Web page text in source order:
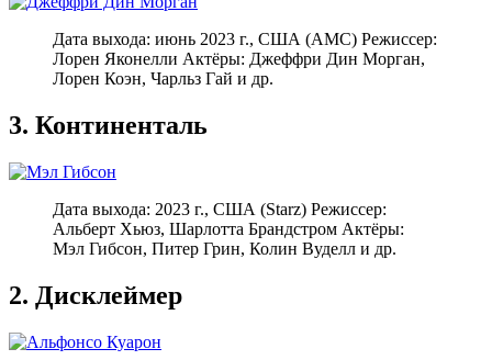
Дата выхода: июнь 2023 г., США (AMC) Режиссер:
Лорен Яконелли Актёры: Джеффри Дин Морган,
Лорен Коэн, Чарльз Гай и др.
3. Континенталь
Дата выхода: 2023 г., США (Starz) Режиссер:
Альберт Хьюз, Шарлотта Брандстром Актёры:
Мэл Гибсон, Питер Грин, Колин Вуделл и др.
2. Дисклеймер